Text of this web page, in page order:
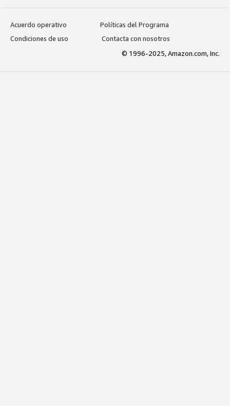
Acuerdo operativo
Políticas del Programa
Condiciones de uso
Contacta con nosotros
© 1996-2025, Amazon.com, Inc.